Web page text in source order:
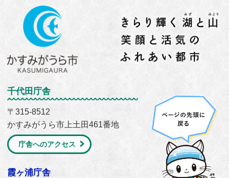
千代田庁舎
〒315-8512
かすみがうら市上土田461番地
庁舎へのアクセス
霞ヶ浦庁舎